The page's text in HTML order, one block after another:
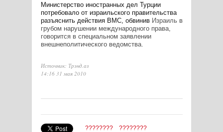
Министерство иностранных дел Турции
потребовало от израильского правительства
разъяснить действия ВМС, обвинив Израиль в
грубом нарушении международного права,
говорится в специальном заявлении
внешнеполитического ведомства.
Источник: Трэнд.аз
14:16 31 мая 2010
???????? ????????